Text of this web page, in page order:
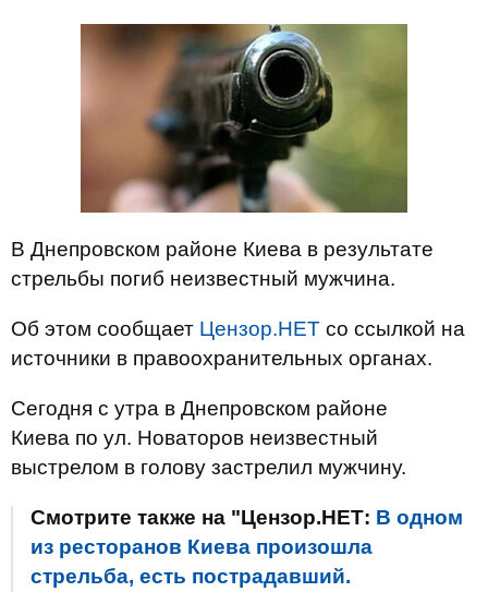
В Днепровском районе Киева в результате
стрельбы погиб неизвестный мужчина.
Об этом сообщает Цензор.НЕТ со ссылкой на
источники в правоохранительных органах.
Сегодня с утра в Днепровском районе
Киева по ул. Новаторов неизвестный
выстрелом в голову застрелил мужчину.
Смотрите также на "Цензор.НЕТ: В одном
из ресторанов Киева произошла
стрельба, есть пострадавший.